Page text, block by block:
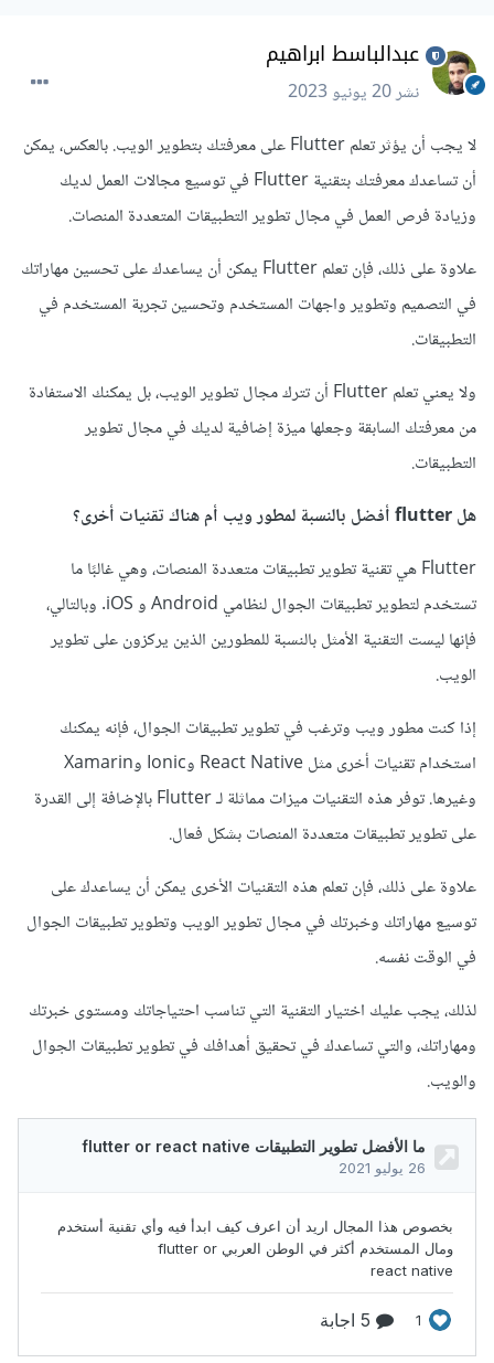
عبدالباسط ابراهيم
نشر20 يونيو 2023
لا يجب أن يؤثر تعلم Flutter على معرفتك بتطوير الويب. بالعكس، يمكن
أن تساعدك معرفتك بتقنية Flutter في توسيع مجالات العمل لديك
وزيادة فرص العمل في مجال تطوير التطبيقات المتعددة المنصات.
علاوة على ذلك، فإن تعلم Flutter يمكن أن يساعدك على تحسين مهاراتك
في التصميم وتطوير واجهات المستخدم وتحسين تجربة المستخدم في
التطبيقات.
ولا يعني تعلم Flutter أن تترك مجال تطوير الويب، بل يمكنك الاستفادة
من معرفتك السابقة وجعلها ميزة إضافية لديك في مجال تطوير
التطبيقات.
هل flutter أفضل بالنسبة لمطور ويب أم هناك تقنيات أخرى؟
Flutter هي تقنية تطوير تطبيقات متعددة المنصات، وهي غالبًا ما
تستخدم لتطوير تطبيقات الجوال لنظامي Android و iOS. وبالتالي،
فإنها ليست التقنية الأمثل بالنسبة للمطورين الذين يركزون على تطوير
الويب.
إذا كنت مطور ويب وترغب في تطوير تطبيقات الجوال، فإنه يمكنك
استخدام تقنيات أخرى مثل React Native وIonic وXamarin
وغيرها. توفر هذه التقنيات ميزات مماثلة لـ Flutter بالإضافة إلى القدرة
على تطوير تطبيقات متعددة المنصات بشكل فعال.
علاوة على ذلك، فإن تعلم هذه التقنيات الأخرى يمكن أن يساعدك على
توسيع مهاراتك وخبرتك في مجال تطوير الويب وتطوير تطبيقات الجوال
في الوقت نفسه.
لذلك، يجب عليك اختيار التقنية التي تناسب احتياجاتك ومستوى خبرتك
ومهاراتك، والتي تساعدك في تحقيق أهدافك في تطوير تطبيقات الجوال
والويب.